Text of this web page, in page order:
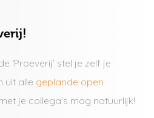
‘Proeverij’ stel je zelf je
uit alle geplande open
met je collega’s mag natuurlijk!